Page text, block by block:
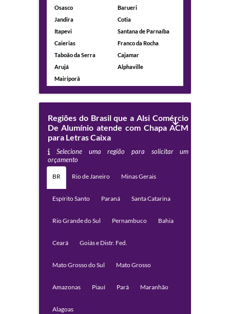
Osasco
Barueri
Jandira
Cotia
Itapevi
Santana de Parnaíba
Caierias
Franco da Rocha
Taboão da Serra
Cajamar
Arujá
Alphaville
Mairiporã
Regiões do Brasil que a Alsi Comércio
De Alumínio atende com Chapa ACM
para Letras Caixa
Selecione uma região para solicitar um
orçamento
BR Rio de Janeiro Minas Gerais
Espírito Santo Paraná Santa Catarina
Rio Grande do Sul Pernambuco Bahia
Ceará Goiás e Distr. Fed.
Mato Grosso do Sul Mato Grosso
Amazonas Piauí Pará Maranhão
Alagoas